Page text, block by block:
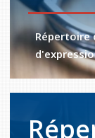
Répertoire